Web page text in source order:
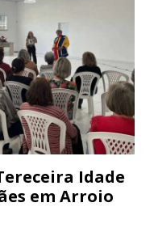
Idade
em Arroio